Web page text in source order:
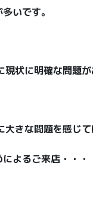
いです。
状に明確な問題
きな問題を感じ
よるご来店・・・